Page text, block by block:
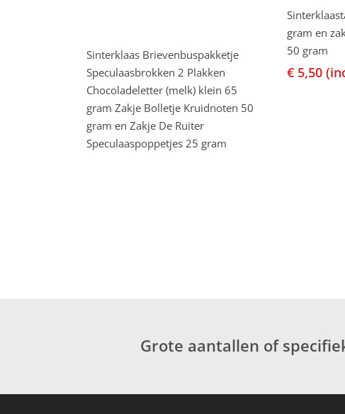
Lees Verder
Sinterklaas Brievenbuspakketje
Speculaasbrokken 2 Plakken
Chocoladeletter (melk) klein 65
gram Zakje Bolletje Kruidnoten 50
gram en Zakje De Ruiter
Speculaaspoppetjes 25 gram
gram en
50 gram
€5,50
Grote aantallen of